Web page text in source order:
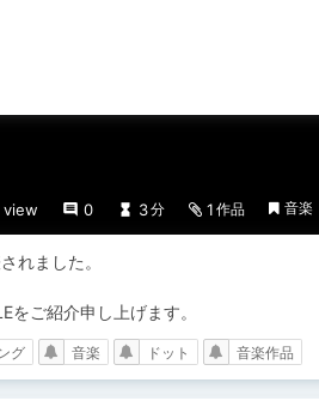
view 0 3分 1 作品 音楽
れました。
をご紹介申し上げます。
グ 音楽 ドット 音楽作品